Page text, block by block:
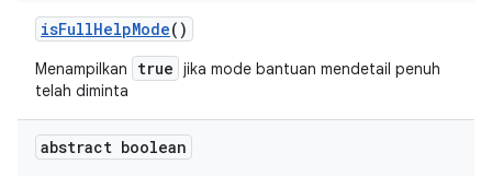
isFullHelpMode()
Menampilkan true jika mode bantuan mendetail penuh
telah diminta
abstract boolean